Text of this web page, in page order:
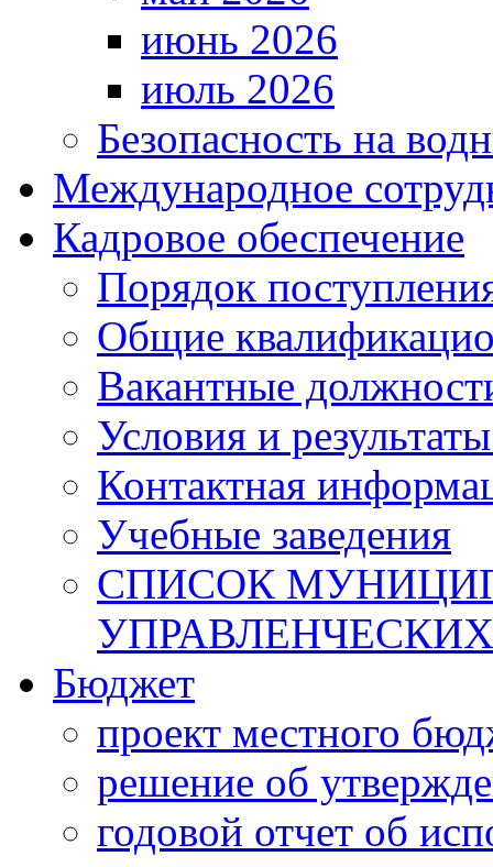
июнь 2026
июль 2026
Безопасность на
Международное
Кадровое обеспечение
Порядок
Общие
Вакантные
Условия и
Контактная
Учебные заведения
СПИСОК
Бюджет
проект местного
решение об
годовой отчет об